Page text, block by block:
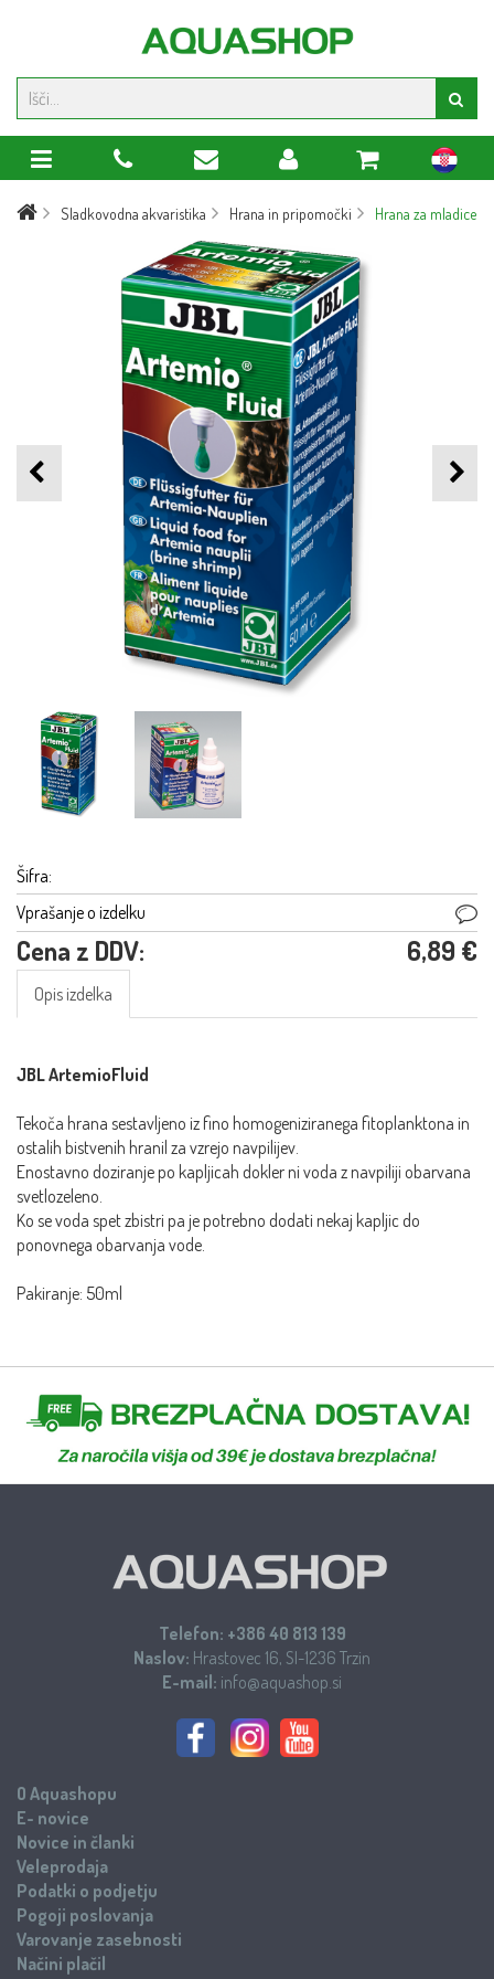
hr
Sladkovodna akvaristika Hrana in pripomočki Hrana za mladice
Šifra:
Vprašanje o izdelku
Cena z DDV: 6,89 €
Opis izdelka
JBL ArtemioFluid
Tekoča hrana sestavljeno iz fino homogeniziranega fitoplanktona in
ostalih bistvenih hranil za vzrejo navpilijev.
Enostavno doziranje po kapljicah dokler ni voda z navpiliji obarvana
svetlozeleno.
Ko se voda spet zbistri pa je potrebno dodati nekaj kapljic do
ponovnega obarvanja vode.
Pakiranje: 50ml
Telefon: +386 40 813 139
Naslov: Hrastovec 16, SI-1236 Trzin
E-mail: info@aquashop.si
O Aquashopu
E- novice
Novice in članki
Veleprodaja
Podatki o podjetju
Pogoji poslovanja
Varovanje zasebnosti
Načini plačil